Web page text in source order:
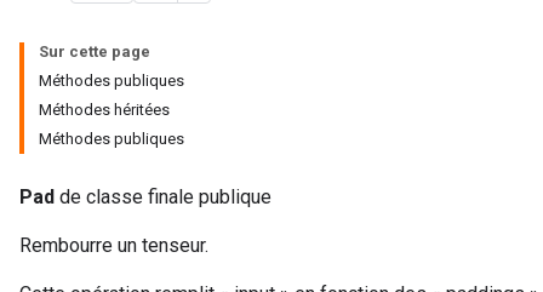
Sur cette page
Méthodes publiques
Méthodes héritées
Méthodes publiques
Pad de classe finale publique
Rembourre un tenseur.